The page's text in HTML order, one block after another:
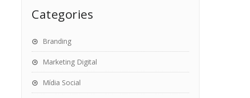
Categories
Branding
Marketing Digital
Mídia Social